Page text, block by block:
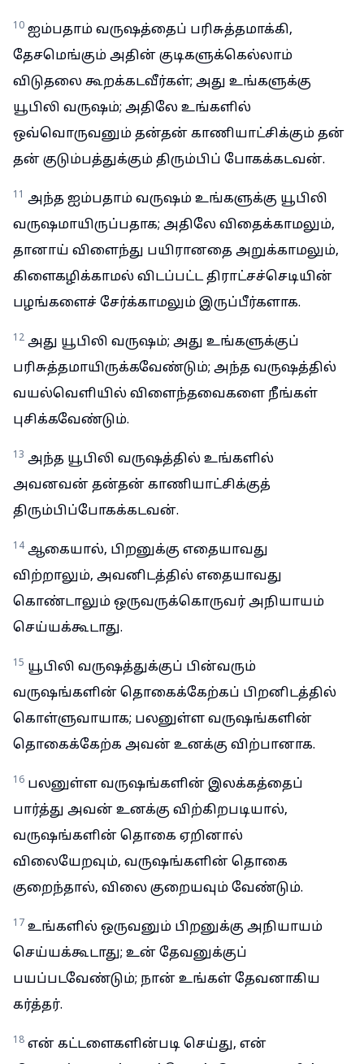
10 ஐம்பதாம் வருஷத்தைப் பரிசுத்தமாக்கி,
தேசமெங்கும் அதின் குடிகளுக்கெல்லாம்
விடுதலை கூறக்கடவீர்கள்; அது உங்களுக்கு
யூபிலி வருஷம்; அதிலே உங்களில்
ஒவ்வொருவனும் தன்தன் காணியாட்சிக்கும் தன்
தன் குடும்பத்துக்கும் திரும்பிப் போகக்கடவன்.
11 அந்த ஐம்பதாம் வருஷம் உங்களுக்கு யூபிலி
வருஷமாயிருப்பதாக; அதிலே விதைக்காமலும்,
தானாய் விளைந்து பயிரானதை அறுக்காமலும்,
கிளைகழிக்காமல் விடப்பட்ட திராட்சச்செடியின்
பழங்களைச் சேர்க்காமலும் இருப்பீர்களாக.
12 அது யூபிலி வருஷம்; அது உங்களுக்குப்
பரிசுத்தமாயிருக்கவேண்டும்; அந்த வருஷத்தில்
வயல்வெளியில் விளைந்தவைகளை நீங்கள்
புசிக்கவேண்டும்.
13 அந்த யூபிலி வருஷத்தில் உங்களில்
அவனவன் தன்தன் காணியாட்சிக்குத்
திரும்பிப்போகக்கடவன்.
14 ஆகையால், பிறனுக்கு எதையாவது
விற்றாலும், அவனிடத்தில் எதையாவது
கொண்டாலும் ஒருவருக்கொருவர் அநியாயம்
செய்யக்கூடாது.
15 யூபிலி வருஷத்துக்குப் பின்வரும்
வருஷங்களின் தொகைக்கேற்கப் பிறனிடத்தில்
கொள்ளுவாயாக; பலனுள்ள வருஷங்களின்
தொகைக்கேற்க அவன் உனக்கு விற்பானாக.
16 பலனுள்ள வருஷங்களின் இலக்கத்தைப்
பார்த்து அவன் உனக்கு விற்கிறபடியால்,
வருஷங்களின் தொகை ஏறினால்
விலையேறவும், வருஷங்களின் தொகை
குறைந்தால், விலை குறையவும் வேண்டும்.
17 உங்களில் ஒருவனும் பிறனுக்கு அநியாயம்
செய்யக்கூடாது; உன் தேவனுக்குப்
பயப்படவேண்டும்; நான் உங்கள் தேவனாகிய
கர்த்தர்.
18 என் கட்டளைகளின்படி செய்து, என்